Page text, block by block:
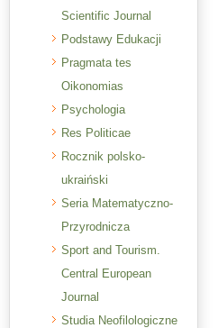
Scientific Journal
Podstawy Edukacji
Pragmata tes
Oikonomias
Psychologia
Res Politicae
Rocznik polsko-
ukraiński
Seria Matematyczno-
Przyrodnicza
Sport and Tourism.
Central European
Journal
Studia Neofilologiczne